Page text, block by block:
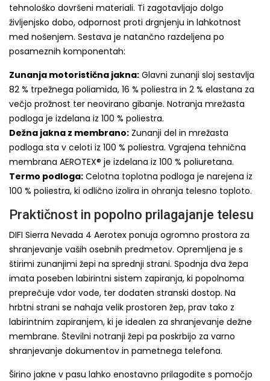
tehnološko dovršeni materiali. Ti zagotavljajo dolgo
življenjsko dobo, odpornost proti drgnjenju in lahkotnost
med nošenjem. Sestava je natančno razdeljena po
posameznih komponentah:
Zunanja motoristična jakna: Glavni zunanji sloj sestavlja
82 % trpežnega poliamida, 16 % poliestra in 2 % elastana za
večjo prožnost ter neovirano gibanje. Notranja mrežasta
podloga je izdelana iz 100 % poliestra.
Dežna jakna z membrano: Zunanji del in mrežasta
podloga sta v celoti iz 100 % poliestra. Vgrajena tehnična
membrana AEROTEX® je izdelana iz 100 % poliuretana.
Termo podloga: Celotna toplotna podloga je narejena iz
100 % poliestra, ki odlično izolira in ohranja telesno toploto.
Praktičnost in popolno prilagajanje telesu
DIFI Sierra Nevada 4 Aerotex ponuja ogromno prostora za
shranjevanje vaših osebnih predmetov. Opremljena je s
štirimi zunanjimi žepi na sprednji strani. Spodnja dva žepa
imata poseben labirintni sistem zapiranja, ki popolnoma
preprečuje vdor vode, ter dodaten stranski dostop. Na
hrbtni strani se nahaja velik prostoren žep, prav tako z
labirintnim zapiranjem, ki je idealen za shranjevanje dežne
membrane. Številni notranji žepi pa poskrbijo za varno
shranjevanje dokumentov in pametnega telefona.
Širino jakne v pasu lahko enostavno prilagodite s pomočjo